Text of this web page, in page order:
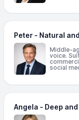
Peter - Natural
Middle-
voice.
social
Angela - Deep